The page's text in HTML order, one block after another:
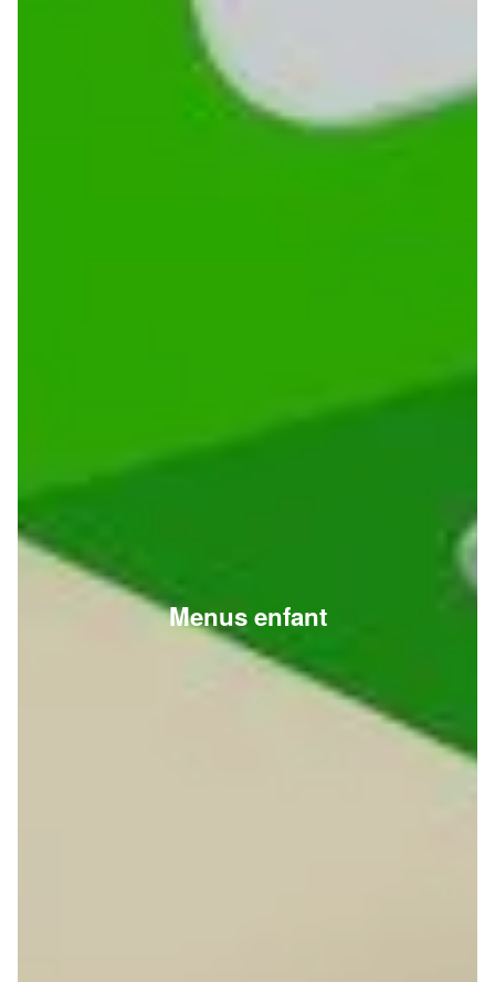
Menus enfant